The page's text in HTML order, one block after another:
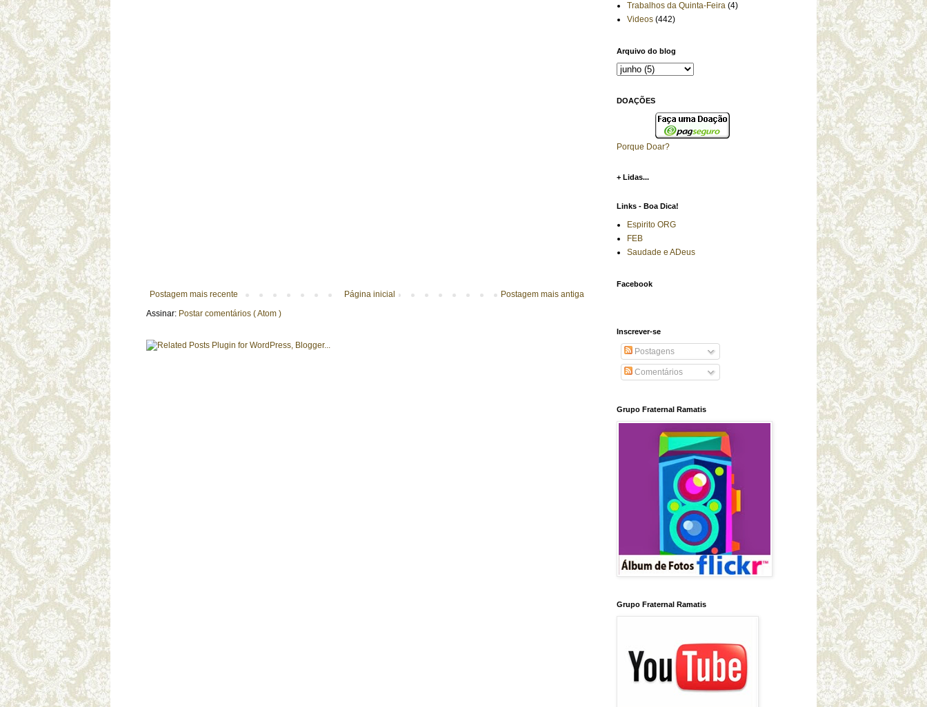
Postagem mais recente Postagem mais antiga
Página inicial
Assinar: Postar comentários ( Atom )
Trabalhos da Quinta-Feira (4)
Videos (442)
Arquivo do blog
DOAÇÕES
Porque Doar?
+ Lidas...
Links - Boa Dica!
Espirito ORG
FEB
Saudade e ADeus
Facebook
Inscrever-se
Postagens
Comentários
Grupo Fraternal Ramatis
Grupo Fraternal Ramatis